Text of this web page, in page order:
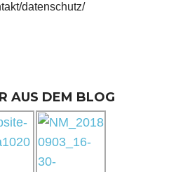
datenschutz/
AUS DEM BLOG